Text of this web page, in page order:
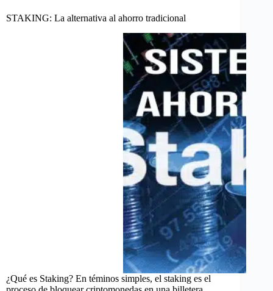
STAKING: La alternativa al ahorro tradicional
¿Qué es Staking? En téminos simples, el staking es el